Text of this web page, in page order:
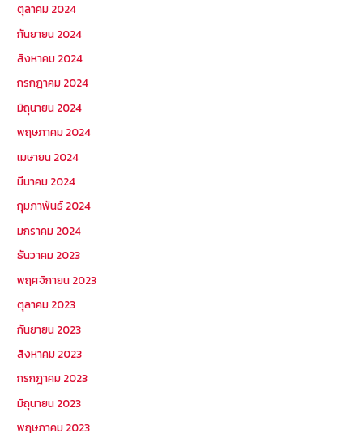
ตุลาคม 2024
กันยายน 2024
สิงหาคม 2024
กรกฎาคม 2024
มิถุนายน 2024
พฤษภาคม 2024
เมษายน 2024
มีนาคม 2024
กุมภาพันธ์ 2024
มกราคม 2024
ธันวาคม 2023
พฤศจิกายน 2023
ตุลาคม 2023
กันยายน 2023
สิงหาคม 2023
กรกฎาคม 2023
มิถุนายน 2023
พฤษภาคม 2023